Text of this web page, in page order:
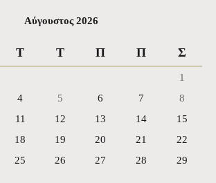
Αύγουστος 2026
Τ Τ Π Π Σ
1
4 5 6 7
8
11 12 13 14
15
18 19 20 21
22
25 26 27 28
29